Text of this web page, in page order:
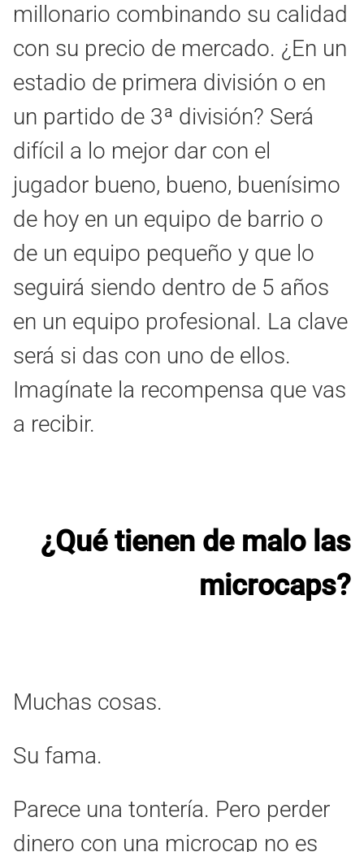
millonario combinando su calidad
con su precio de mercado. ¿En un
estadio de primera división o en
un partido de 3ª división? Será
difícil a lo mejor dar con el
jugador bueno, bueno, buenísimo
de hoy en un equipo de barrio o
de un equipo pequeño y que lo
seguirá siendo dentro de 5 años
en un equipo profesional. La clave
será si das con uno de ellos.
Imagínate la recompensa que vas
a recibir.
¿Qué tienen de malo las
microcaps?
Muchas cosas.
Su fama.
Parece una tontería. Pero perder
dinero con una microcap no es